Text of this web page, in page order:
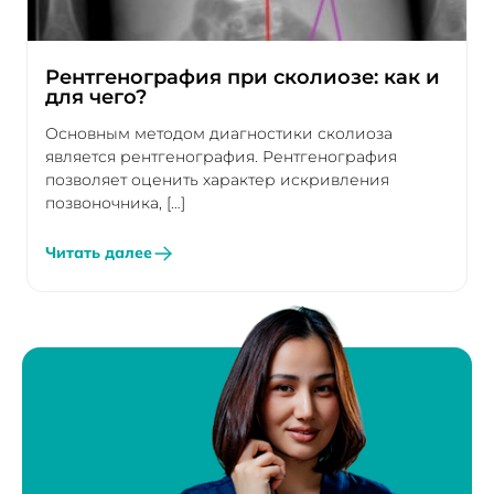
Рентгенография при сколиозе: как и
для чего?
Основным методом диагностики сколиоза
является рентгенография. Рентгенография
позволяет оценить характер искривления
позвоночника, […]
Читать далее